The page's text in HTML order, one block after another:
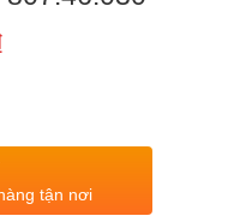
2.384.250 ₫.
tận nơi